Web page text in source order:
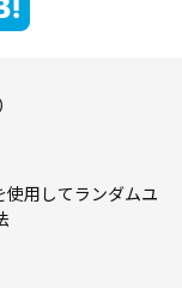
用してランダムユ